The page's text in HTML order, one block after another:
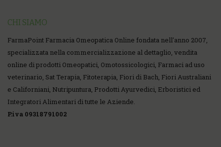
CHI SIAMO
FarmaPoint Farmacia Omeopatica Online fondata nell'anno 2007,
specializzata nella commercializzazione al dettaglio, vendita
online di prodotti Omeopatici, Omotossicologici, Farmaci ad uso
veterinario, Sat Terapia, Fitoterapia, Fiori di Bach, Fiori Australiani
e Californiani, Nutripuntura, Prodotti Ayurvedici, Erboristici ed
Integratori Alimentari di tutte le Aziende.
P.iva 09318791002